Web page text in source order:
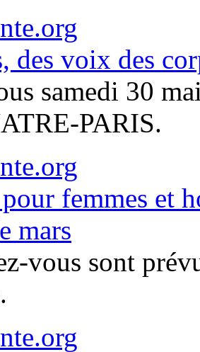
des voix des
samedi 30
PARIS.
femmes et
mars
vous sont